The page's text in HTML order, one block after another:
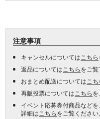
注意事項
キャンセルについては こちら
返品については こちらをご覧
おまとめ配送については こち
再販投票については こちらを
イベント応募券付商品など
詳細は こちらをご覧ください。